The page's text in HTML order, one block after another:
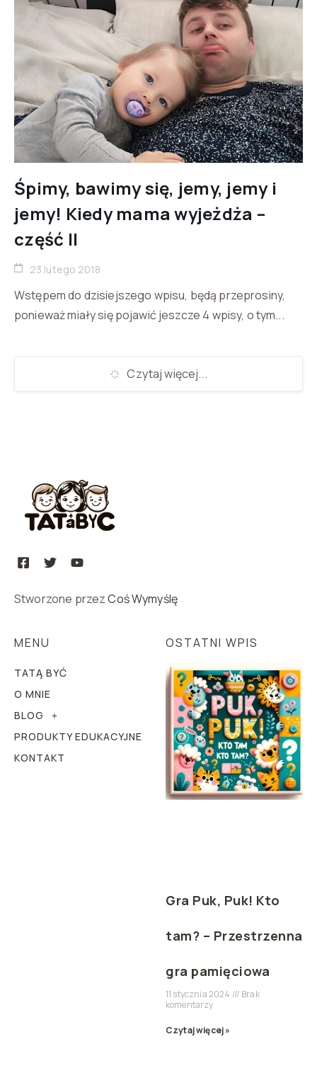
Śpimy, bawimy się, jemy, jemy i
jemy! Kiedy mama wyjeżdża –
część II
23 lutego 2018
Wstępem do dzisiejszego wpisu, będą przeprosiny,
ponieważ miały się pojawić jeszcze 4 wpisy, o tym...
Czytaj więcej...
Stworzone przezCoś Wymyślę
MENU
TATĄ BYĆ
O MNIE
BLOG
PRODUKTY EDUKACYJNE
KONTAKT
OSTATNI WPIS
Gra Puk, Puk! Kto
tam? – Przestrzenna
gra pamięciowa
11 stycznia 2024
Brak
komentarzy
Czytaj więcej »